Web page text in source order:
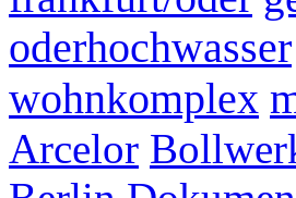
oderhochwasser
wohnkomplex
Arcelor